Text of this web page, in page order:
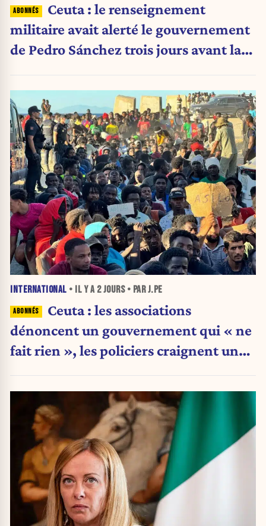
Ceuta : le renseignement
militaire avait alerté le gouvernement
de Pedro Sánchez trois jours avant la
INTERNATIONAL • IL Y A 2 JOURS• PAR J.PE
Ceuta : les associations
dénoncent un gouvernement qui « ne
fait rien », les policiers craignent une